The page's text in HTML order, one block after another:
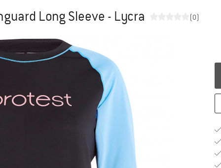
Long Sleeve - Lycra (0)